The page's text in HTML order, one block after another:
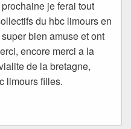
je ferai tout
du hbc limours en
bien amuse et ont
encore merci a la
de la bretagne,
limours filles.